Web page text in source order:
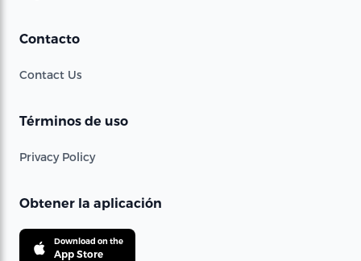
Contacto
Contact Us
Términos de uso
Privacy Policy
Obtener la aplicación
Download on the
App Store